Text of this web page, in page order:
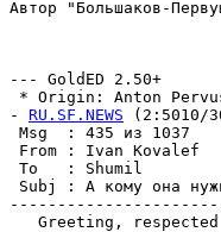
Автор "Большаков-
--- GoldED 2.50+
* Origin: Anton
- RU.SF.NEWS
Msg  :
From : Ivan
To   : Shumil
Subj : А
Greeting, respected